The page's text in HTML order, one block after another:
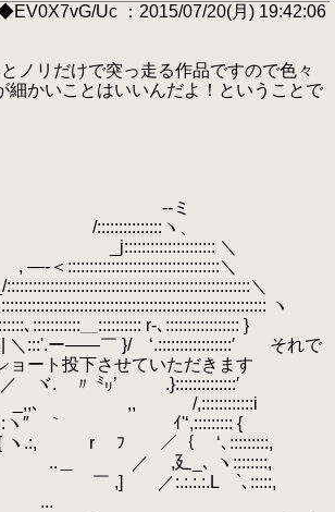
Uc ：2015/07/20(月) 19:42:06
ノリだけで突っ走る作品ですので色々
細かいことはいいんだよ！ということで
ミ
ヽ、
＼
＼
＼
ヽ
＿:::::::::: r-､::::::::::::::::: }
ー――￣ }/ ‘.:::::::::::::::::′ それで
ョート投下させていただきます
. 〃 ㍉’ .}::::::::::::::′
_,,､ ,, /,::::::::::::i
｀ ｲ'‘,::::::::: {
ﾌ ／｛ ‘､:::::::::,
／ ,廴_､ ヽ::::::::,
／:.:.:.:.L `､:::::,